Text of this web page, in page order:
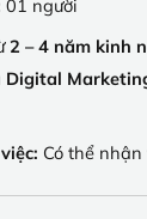
01 người
2 – 4 năm kinh
Digital
Có thể